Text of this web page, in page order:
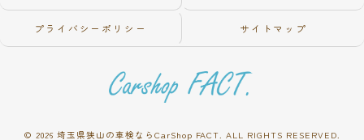
プライバシーポリシー サイトマップ
© 2026 埼玉県狭山の車検ならCarShop FACT. ALL RIGHTS RESERVED.